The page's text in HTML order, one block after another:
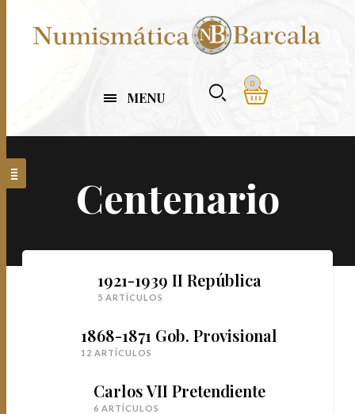
MENU
0
Centenario
1921-1939 II República
5 ARTÍCULOS
1868-1871 Gob. Provisional
12 ARTÍCULOS
Carlos VII Pretendiente
6 ARTÍCULOS